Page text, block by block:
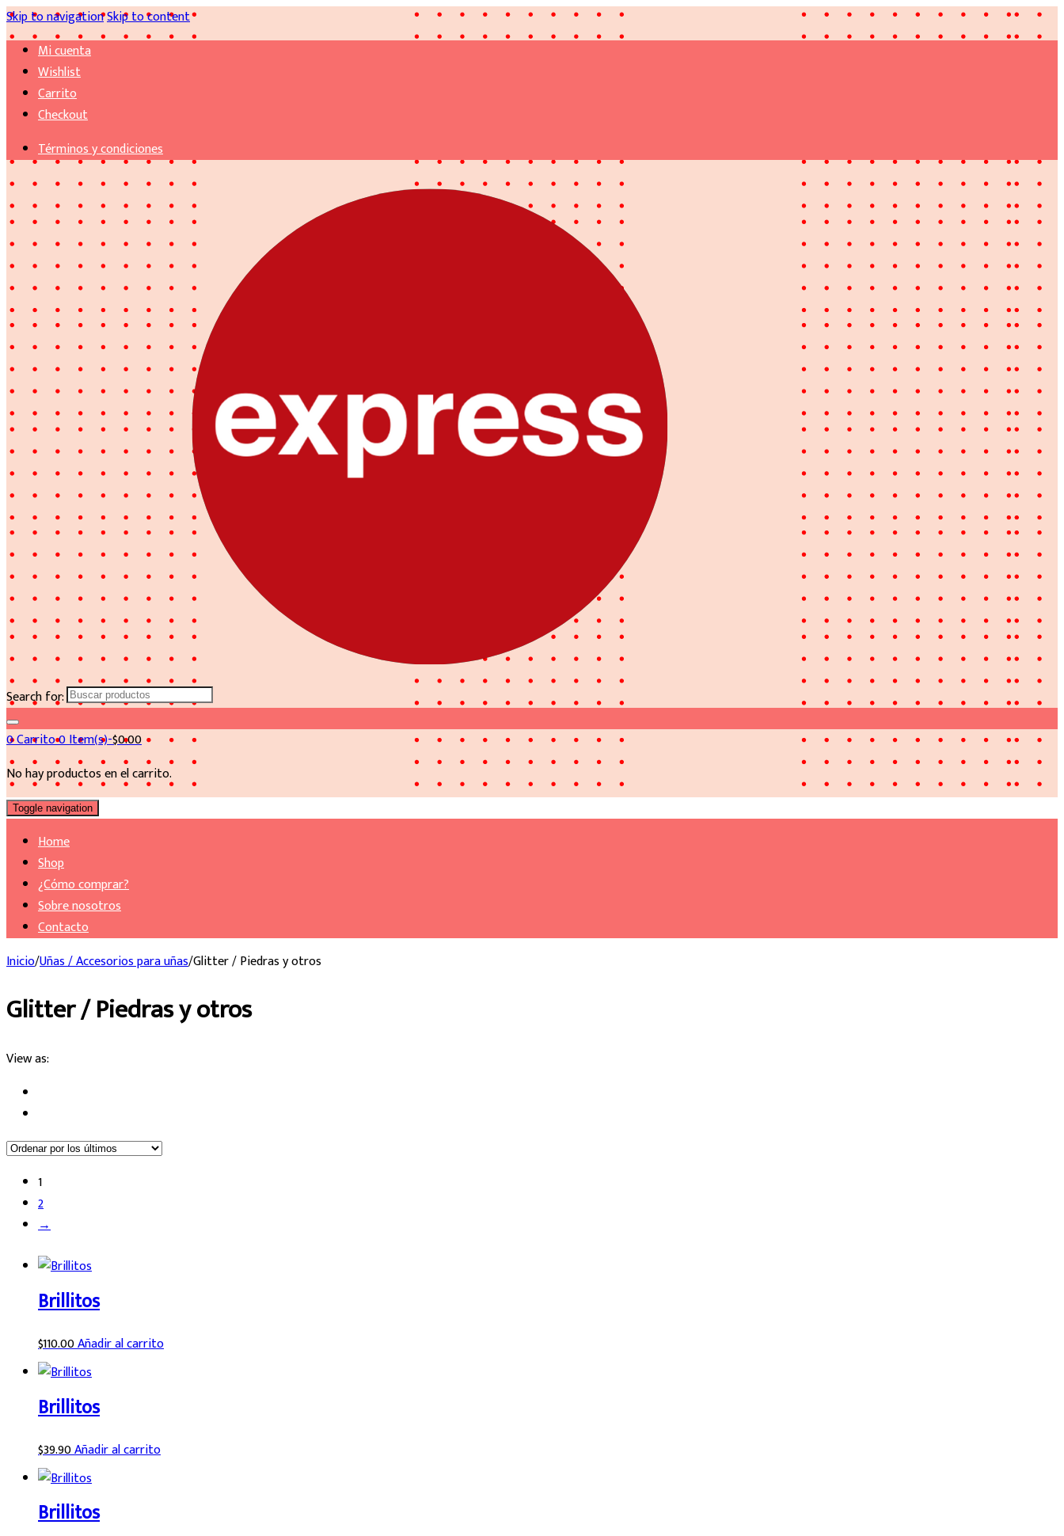
Skip to navigationSkip to content
Mi cuenta
Wishlist
Carrito
Checkout
Términos y condiciones
Search for:
0Carrito0 Item(s)-$0.00
No hay productos en el carrito.
Toggle navigation
Home
Shop
¿Cómo comprar?
Sobre nosotros
Contacto
Inicio/Uñas / Accesorios para uñas/Glitter / Piedras y otros
Glitter / Piedras y otros
View as:
1
2
→
Brillitos
$110.00Añadir al carrito
Brillitos
$39.90Añadir al carrito
Brillitos